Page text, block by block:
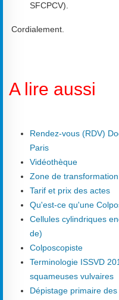
SFCPCV).
Cordialement.
A lire aussi
Rendez-vous (RDV)
Paris
Vidéothèque
Zone de transformation
Tarif et prix des actes
Qu'est-ce qu'une
Cellules cylindriques
de)
Colposcopiste
Terminologie ISSVD
squameuses vulvaires
Dépistage primaire